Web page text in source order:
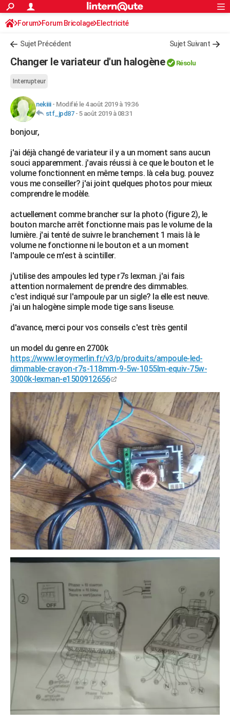
ACTUALITÉS
Politique
Société
Faits Divers
Education
Monde
Villes
+
AUTO
Essais
Réserver un essai
Citadines
Berlines
SUV
Forum auto
+HIGH-TECH
Mobiles
Meilleur smartphone
Internet
Ordinateurs
Jeux vidéo
Guide high-tech
+BRICOLAGE
Forum
Aménagement intérieur
Extérieur
Cuisine
Salle de bains
Jardinage
Rangement
WEEK-END
Guides de France
Escapades
Patrimoine
Expositions
Musées
Week-end nature
+
LIFESTYLE
Art de vivre
Bien-être
Loisirs
Mode
Modes de vie
Alimentation
Guide de la santé
Maladies
Médicaments
Sommeil
VOYAGE
Destinations
City break
Voyage nature
Voyage de noces
Forum
Climat
PHOTO
BONS PLANS
CARTE DE VOEUX
Carte de Noël
Carte Bonne année
Carte Saint-Valentin
Carte Pâques
Carte d'anniversaire
DICTIONNAIRE
Dictionnaire
Biographies
Citations
Expressions
Proverbes
PROGRAMME TV
COPAINS D'AVANT
FORUM
Bricolage
Lifestyle
Culture
Sport
Auto
Television
Voyage
Cinema
S'inscrire
Connexion
Forum Forum Bricolage Electricité
Sujet Précédent Sujet Suivant
Changer le variateur d'un halogène Résolu
Interrupteur
nekiiii- Modifié le 4 août 2019 à 19:36
stf_jpd87- 5 août 2019 à 08:31
bonjour,
j'ai déjà changé de variateur il y a un moment sans aucun
souci apparemment. j'avais réussi à ce que le bouton et le
volume fonctionnent en même temps. là cela bug. pouvez
vous me conseiller? j'ai joint quelques photos pour mieux
comprendre le modèle.
actuellement comme brancher sur la photo (figure 2), le
bouton marche arrêt fonctionne mais pas le volume de la
lumière. j'ai tenté de suivre le branchement 1 mais là le
volume ne fonctionne ni le bouton et a un moment
l'ampoule ce m'est à scintiller.
j'utilise des ampoules led type r7s lexman. j'ai fais
attention normalement de prendre des dimmables.
c'est indiqué sur l'ampoule par un sigle? la elle est neuve.
j'ai un halogène simple mode tige sans liseuse.
d'avance, merci pour vos conseils c'est très gentil
un model du genre en 2700k
https://www.leroymerlin.fr/v3/p/produits/ampoule-led-
dimmable-crayon-r7s-118mm-9-5w-1055lm-equiv-75w-
3000k-lexman-e1500912656